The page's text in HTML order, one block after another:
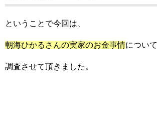
ということで今回は、
朝海ひかるさんの実家のお金事情について
調査させて頂きました。